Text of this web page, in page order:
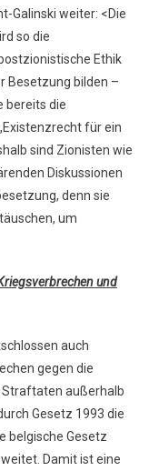
Galinski weiter: <Die
so die
Ethik
Besetzung bilden –
bereits die
für ein
sind Zionisten wie
Diskussionen
denn sie
um
und
auch
gegen die
Straftaten außerhalb
Gesetz 1993 die
belgische Gesetz
Damit ist eine